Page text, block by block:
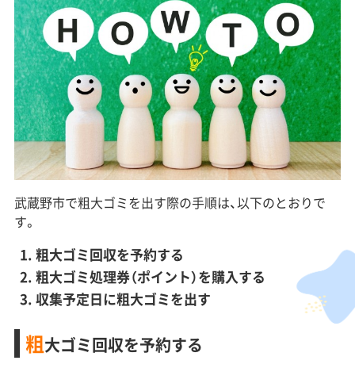
武蔵野市で粗大ゴミを出す際の手順は、以下のとおりで
す。
粗大ゴミ回収を予約する
粗大ゴミ処理券（ポイント）を購入する
収集予定日に粗大ゴミを出す
粗大ゴミ回収を予約する